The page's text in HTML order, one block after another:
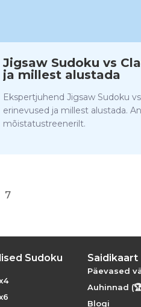
Jigsaw Sudoku vs
ja millest alustada
Ekspertjuhend Jigsaw Sudoku
erinevused ja millest alustada.
mõistatustreenerilt.
7
Sudoku
Saidikaart
Päevased
Auhinnad
Blogi